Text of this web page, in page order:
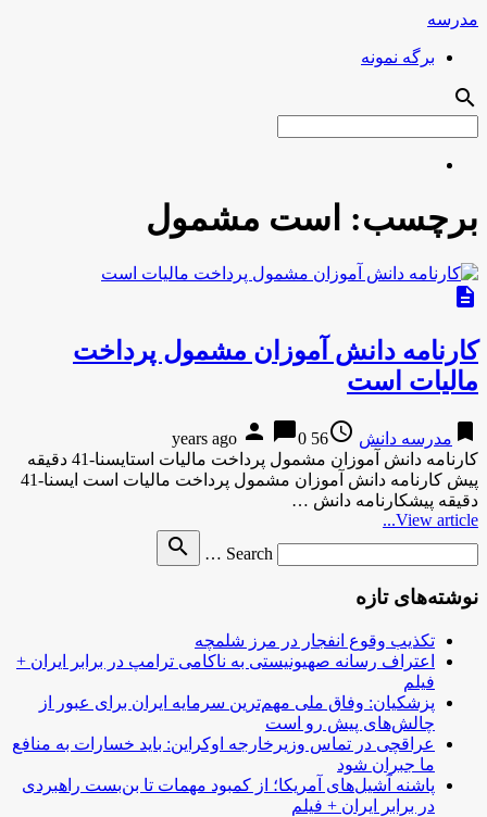
مدرسه
برگه نمونه
search
برچسب: است مشمول
description
کارنامه دانش آموزان مشمول پرداخت
مالیات است
bookmark مدرسه دانش access_time
56 years ago
person chat_bubble0
کارنامه دانش آموزان مشمول پرداخت مالیات استایسنا-41 دقیقه
پیش کارنامه دانش آموزان مشمول پرداخت مالیات است ایسنا-41
دقیقه پیشکارنامه دانش …
View article...
Search …
search
نوشته‌های تازه
تکذیب وقوع انفجار در مرز شلمچه
اعتراف رسانه صهیونیستی به ناکامی ترامپ در برابر ایران +
فیلم
پزشکیان: وفاق ملی مهم‌ترین سرمایه ایران برای عبور از
چالش‌های پیش رو است
عراقچی در تماس وزیرخارجه اوکراین: باید خسارات به منافع
ما جبران شود
پاشنه آشیل‌های آمریکا؛ از کمبود مهمات تا بن‌بست راهبردی
در برابر ایران + فیلم